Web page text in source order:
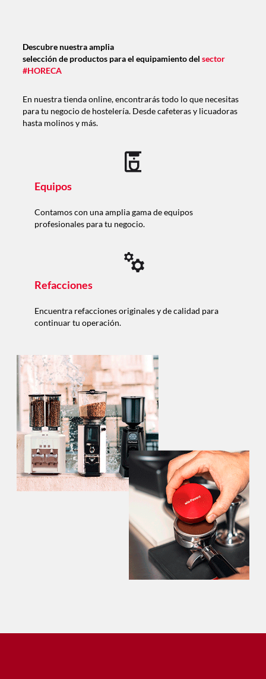
Descubre nuestra amplia
selección de productos para el equipamiento del sector
#HORECA
En nuestra tienda online, encontrarás todo lo que necesitas
para tu negocio de hostelería. Desde cafeteras y licuadoras
hasta molinos y más.
Equipos
Contamos con una amplia gama de equipos
profesionales para tu negocio.
Refacciones
Encuentra refacciones originales y de calidad para
continuar tu operación.